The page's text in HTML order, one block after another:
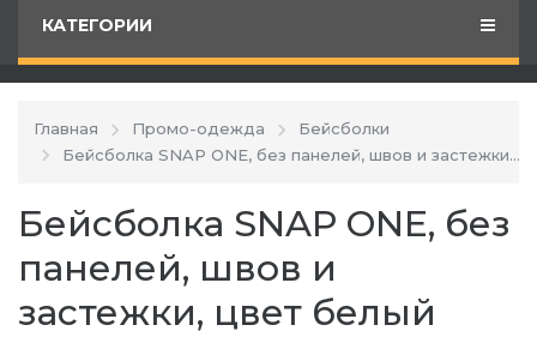
КАТЕГОРИИ
Главная Промо-одежда
Бейсболки
Бейсболка SNAP ONE, без панелей, швов и застежки
Бейсболка SNAP ONE, без
панелей, швов и
застежки, цвет белый